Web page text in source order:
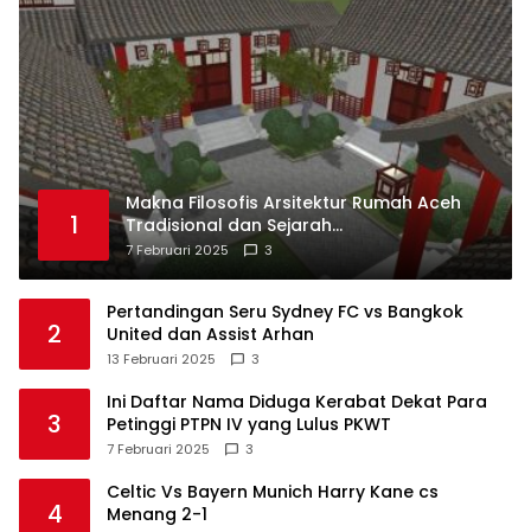
1
Makna Filosofis Arsitektur Rumah Aceh
Tradisional dan Sejarah
Perkembangannya
7 Februari 2025 3
2
Pertandingan Seru Sydney FC vs Bangkok
United dan Assist Arhan
13 Februari 2025 3
3
Ini Daftar Nama Diduga Kerabat Dekat Para
Petinggi PTPN IV yang Lulus PKWT
7 Februari 2025 3
4
Celtic Vs Bayern Munich Harry Kane cs
Menang 2-1